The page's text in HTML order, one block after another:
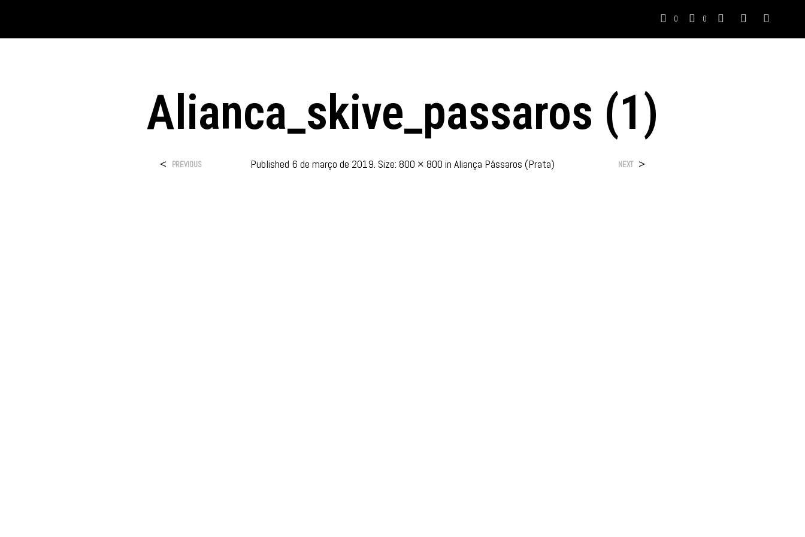
0 0
Alianca_skive_passaros (1)
Published 6 de março de 2019. Size: 800 × 800 in Aliança Pássaros (Prata)
< PREVIOUS NEXT >